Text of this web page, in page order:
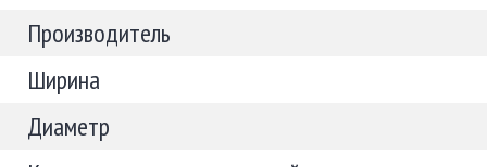
Производитель
Ширина
Диаметр